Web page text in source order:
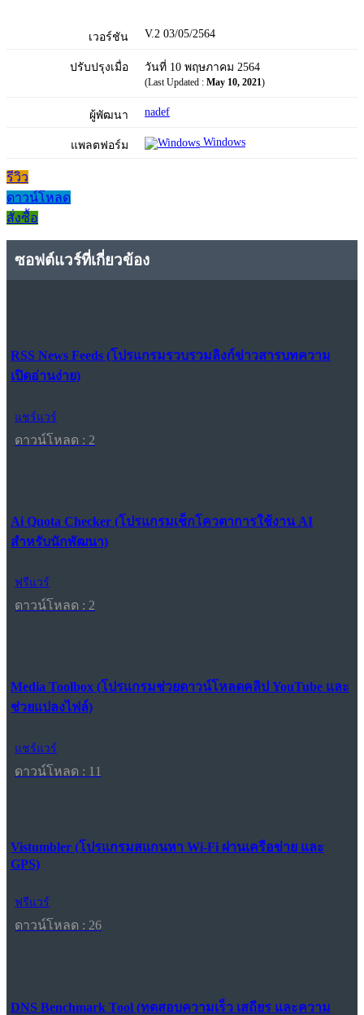
เวอร์ชัน V.2 03/05/2564
ปรับปรุงเมื่อ วันที่ 10 พฤษภาคม 2564
(Last Updated : May 10, 2021)
ผู้พัฒนา nadef
แพลตฟอร์ม Windows
รีวิว
ดาวน์โหลด
สั่งซื้อ
ซอฟต์แวร์ที่เกี่ยวข้อง
RSS News Feeds (โปรแกรมรวบรวมลิงก์ข่าวสารบทความ
เปิดอ่านง่าย)
แชร์แวร์
ดาวน์โหลด : 2
Ai Quota Checker (โปรแกรมเช็กโควตาการใช้งาน AI
สำหรับนักพัฒนา)
ฟรีแวร์
ดาวน์โหลด : 2
Media Toolbox (โปรแกรมช่วยดาวน์โหลดคลิป YouTube และ
ช่วยแปลงไฟล์)
แชร์แวร์
ดาวน์โหลด : 11
Vistumbler (โปรแกรมสแกนหา Wi-Fi ผ่านเครือข่าย และ
GPS)
ฟรีแวร์
ดาวน์โหลด : 26
DNS Benchmark Tool (ทดสอบความเร็ว เสถียร และความ